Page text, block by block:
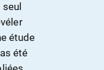
étude
été